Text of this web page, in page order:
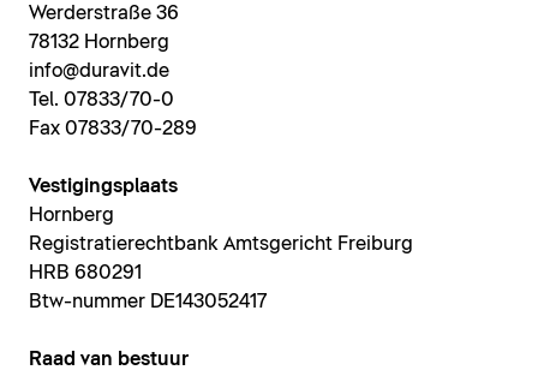
Werderstraße 36
78132 Hornberg
info@duravit.de
Tel. 07833/70-0
Fax 07833/70-289
Vestigingsplaats
Hornberg
Registratierechtbank Amtsgericht Freiburg
HRB 680291
Btw-nummer DE143052417
Raad van bestuur